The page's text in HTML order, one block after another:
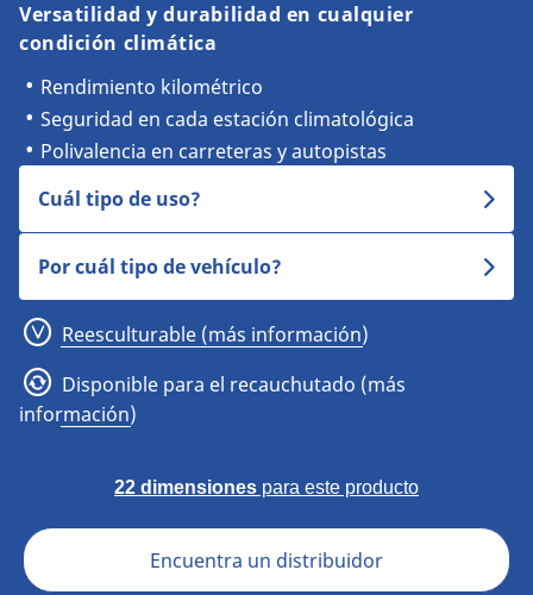
Versatilidad y durabilidad en cualquier
condición climática
Rendimiento kilométrico
Seguridad en cada estación climatológica
Polivalencia en carreteras y autopistas
Cuál tipo de uso?
Por cuál tipo de vehículo?
Reesculturable (más información)
Disponible para el recauchutado (más
información)
22 dimensiones para este producto
Encuentra un distribuidor